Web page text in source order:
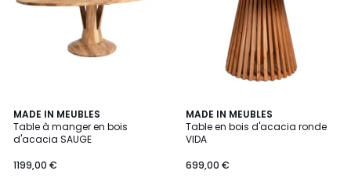
MADE IN MEUBLES
Table à manger en bois
d'acacia SAUGE
1199,00 €
MADE IN MEUBLES
Table en bois d'acacia ronde
VIDA
699,00 €